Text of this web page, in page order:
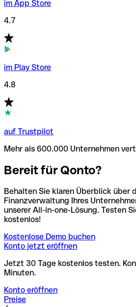
im App Store
4.7
im Play Store
4.8
auf Trustpilot
Mehr als 600.000 Unternehmen
Bereit für Qonto?
Behalten Sie klaren Überblick über
Finanzverwaltung Ihres
unserer All-in-one-Lösung. Testen
kostenlos!
Kostenlose Demo buchen
Konto jetzt eröffnen
Jetzt 30 Tage kostenlos testen.
Minuten.
Konto eröffnen
Preise